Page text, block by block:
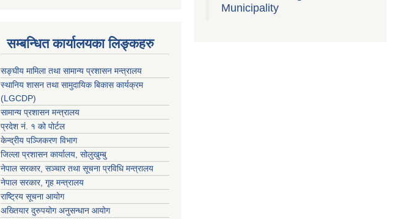
सम्बन्धित कार्यालयका लिङ्कहरु
सङ्घीय मामिला तथा सामान्य प्रशासन मन्त्रालय
स्थानिय शासन तथा सामुदायिक बिकास कार्यक्रम
(LGCDP)
सामान्य प्रशासन मन्त्रालय
प्रदेश नं. १ को पोर्टल
केन्द्रीय पञ्जिकरण विभाग
जिल्ला प्रशासन कार्यालय, सोलुखुम्बु
नेपाल सरकार, सञ्चार तथा सूचना प्रविधि मन्त्रालय
नेपाल सरकार, गृह मन्त्रालय
राष्ट्रिय सूचना आयोग
अख्तियार दुरुपयोग अनुसन्धान आयोग
Municipality